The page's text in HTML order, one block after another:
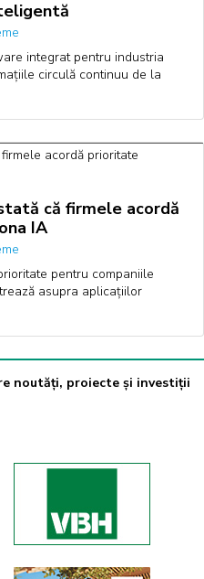
integrat pentru industria
circulă continuu de la
că firmele acordă
IA
pentru companiile
asupra aplicațiilor
noutăți, proiecte și investiții